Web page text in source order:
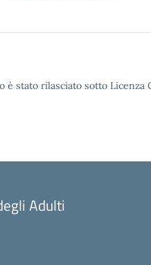
è stato rilasciato sotto
Adulti